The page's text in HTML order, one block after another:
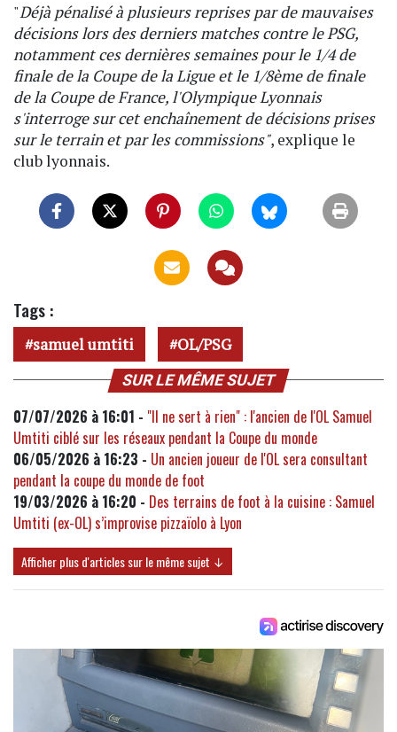
"Déjà pénalisé à plusieurs reprises par de mauvaises
décisions lors des derniers matches contre le PSG,
notamment ces dernières semaines pour le 1/4 de
finale de la Coupe de la Ligue et le 1/8ème de finale
de la Coupe de France, l'Olympique Lyonnais
s'interroge sur cet enchaînement de décisions prises
sur le terrain et par les commissions", explique le
club lyonnais.
Tags :
samuel umtiti OL/PSG
SUR LE MÊME SUJET
07/07/2026 à 16:01 - "Il ne sert à rien" : l'ancien de l'OL Samuel
Umtiti ciblé sur les réseaux pendant la Coupe du monde
06/05/2026 à 16:23 - Un ancien joueur de l'OL sera consultant
pendant la coupe du monde de foot
19/03/2026 à 16:20 - Des terrains de foot à la cuisine : Samuel
Umtiti (ex-OL) s’improvise pizzaïolo à Lyon
Afficher plus d'articles sur le même sujet ↓